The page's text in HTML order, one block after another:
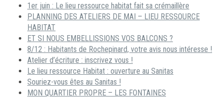
1er juin : Le lieu ressource habitat fait sa crémaillère
PLANNING DES ATELIERS DE MAI – LIEU RESSOURCE
HABITAT
ET SI NOUS EMBELLISSIONS VOS BALCONS ?
8/12 : Habitants de Rochepinard, votre avis nous intéresse !
Atelier d’écriture : inscrivez vous !
Le lieu ressource Habitat : ouverture au Sanitas
Souriez-vous êtes au Sanitas !
MON QUARTIER PROPRE – LES FONTAINES